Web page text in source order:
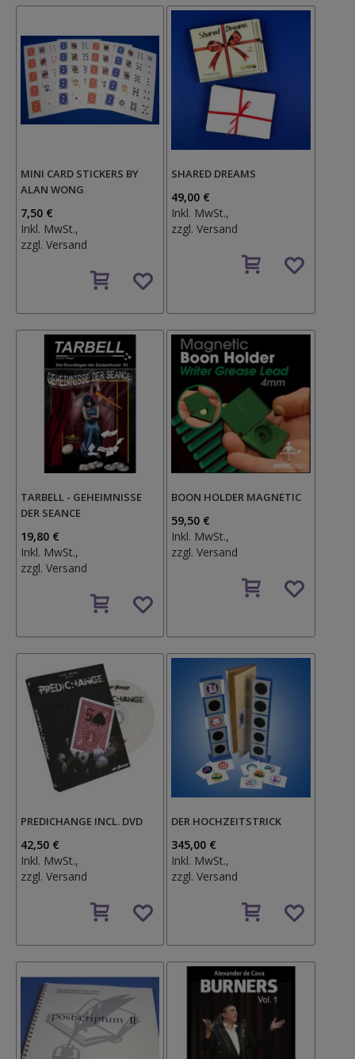
MINI CARD STICKERS BY
ALAN WONG
7,50 €
Inkl. MwSt.,
zzgl. Versand
den
SHARED DREAMS
49,00 €
Inkl. MwSt.,
zzgl.Versand
den
TARBELL - GEHEIMNISSE
DER SEANCE
19,80 €
Inkl. MwSt.,
zzgl. Versand
den
BOON HOLDER MAGNETIC
59,50 €
Inkl. MwSt.,
zzgl.Versand
den
PREDICHANGE INCL. DVD
42,50 €
Inkl. MwSt.,
zzgl. Versand
den
DER HOCHZEITSTRICK
345,00 €
Inkl. MwSt.,
zzgl.Versand
den